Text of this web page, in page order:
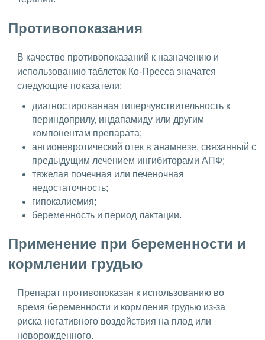
Противопоказания
В качестве противопоказаний к назначению и
использованию таблеток Ко-Пресса значатся
следующие показатели:
диагностированная гиперчувствительность к
периндоприлу, индапамиду или другим
компонентам препарата;
ангионевротический отек в анамнезе, связанный с
предыдущим лечением ингибиторами АПФ;
тяжелая почечная или печеночная
недостаточность;
гипокалиемия;
беременность и период лактации.
Применение при беременности и
кормлении грудью
Препарат противопоказан к использованию во
время беременности и кормления грудью из-за
риска негативного воздействия на плод или
новорожденного.